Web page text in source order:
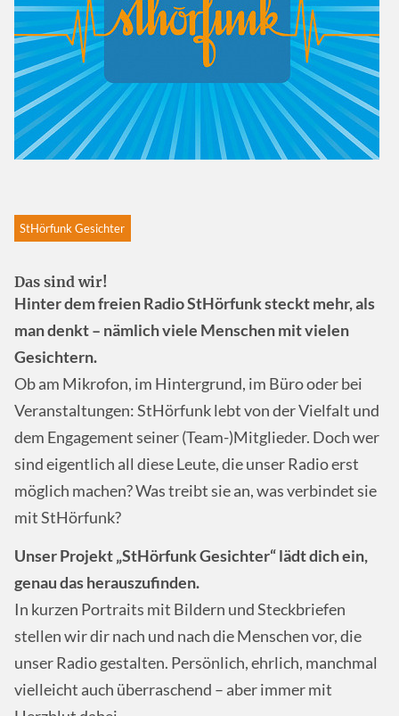
StHörfunk Gesichter
Das sind wir!
Hinter dem freien Radio StHörfunk steckt mehr, als
man denkt – nämlich viele Menschen mit vielen
Gesichtern.
Ob am Mikrofon, im Hintergrund, im Büro oder bei
Veranstaltungen: StHörfunk lebt von der Vielfalt und
dem Engagement seiner (Team-)Mitglieder. Doch wer
sind eigentlich all diese Leute, die unser Radio erst
möglich machen? Was treibt sie an, was verbindet sie
mit StHörfunk?
Unser Projekt „StHörfunk Gesichter“ lädt dich ein,
genau das herauszufinden.
In kurzen Portraits mit Bildern und Steckbriefen
stellen wir dir nach und nach die Menschen vor, die
unser Radio gestalten. Persönlich, ehrlich, manchmal
vielleicht auch überraschend – aber immer mit